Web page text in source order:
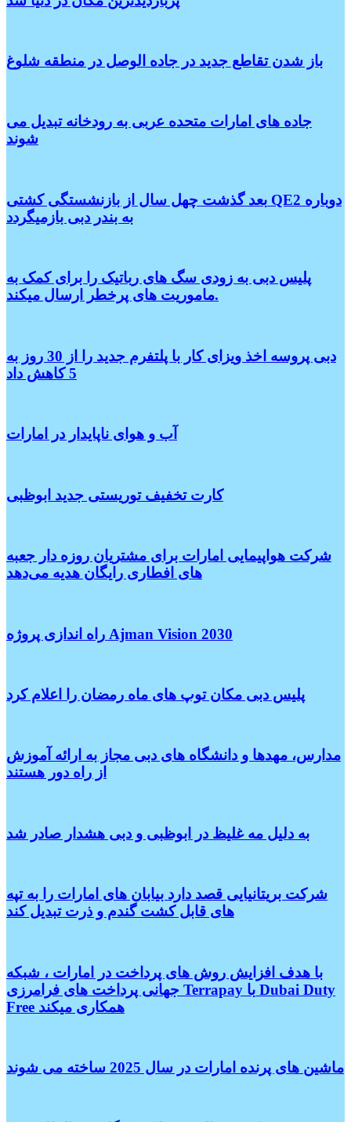
باز شدن تقاطع جدید در جاده الوصل در منطقه شلوغ
جاده های امارات متحده عربی به رودخانه تبدیل می
شوند
بعد گذشت چهل سال از بازنشستگی کشتی QE2 دوباره
به بندر دبی بازمیگردد
پلیس دبی به زودی سگ های رباتیک را برای کمک به
ماموریت های پرخطر ارسال میکند.
دبی پروسه اخذ ویزای کار با پلتفرم جدید را از 30 روز به
5 کاهش داد
آب و هوای ناپایدار در امارات
کارت تخفیف توریستی جدید ابوظبی
شرکت هواپیمایی امارات برای مشتریان روزه دار جعبه
های افطاری رایگان هدیه می‌دهد
راه اندازی پروژه Ajman Vision 2030
پلیس دبی مکان توپ های ماه رمضان را اعلام کرد
مدارس، مهدها و دانشگاه های دبی مجاز به ارائه آموزش
از راه دور هستند
به دلیل مه غلیظ در ابوظبی و دبی هشدار صادر شد
شرکت بریتانیایی قصد دارد بیابان های امارات را به تپه
های قابل کشت گندم و ذرت تبدیل کند
با هدف افزایش روش های پرداخت در امارات ، شبکه
جهانی پرداخت های فرامرزی Terrapay با Dubai Duty
Free همکاری میکند
ماشین های پرنده امارات در سال 2025 ساخته می شوند